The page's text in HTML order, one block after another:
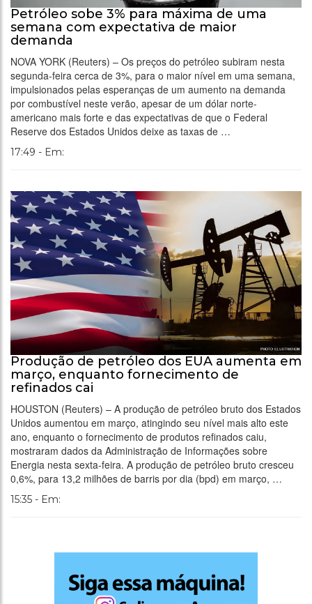
Petróleo sobe 3% para máxima de uma
semana com expectativa de maior
demanda
NOVA YORK (Reuters) – Os preços do petróleo subiram nesta
segunda-feira cerca de 3%, para o maior nível em uma semana,
impulsionados pelas esperanças de um aumento na demanda
por combustível neste verão, apesar de um dólar norte-
americano mais forte e das expectativas de que o Federal
Reserve dos Estados Unidos deixe as taxas de …
17:49 - Em:
Produção de petróleo dos EUA aumenta em
março, enquanto fornecimento de
refinados cai
HOUSTON (Reuters) – A produção de petróleo bruto dos Estados
Unidos aumentou em março, atingindo seu nível mais alto este
ano, enquanto o fornecimento de produtos refinados caiu,
mostraram dados da Administração de Informações sobre
Energia nesta sexta-feira. A produção de petróleo bruto cresceu
0,6%, para 13,2 milhões de barris por dia (bpd) em março, …
15:35 - Em: